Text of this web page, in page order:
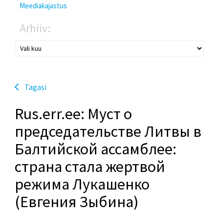
Meediakajastus
Arhiiv:
Tagasi
Rus.err.ee: Муст о
председательстве Литвы в
Балтийской ассамблее:
страна стала жертвой
режима Лукашенко
(Евгения Зыбина)